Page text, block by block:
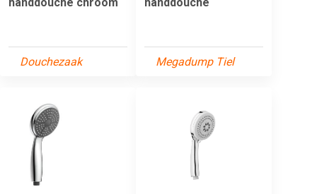
Douchezaak Megadump Tiel